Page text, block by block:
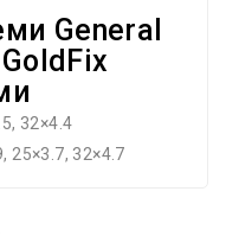
General
32×4.4
25×3.7, 32×4.7